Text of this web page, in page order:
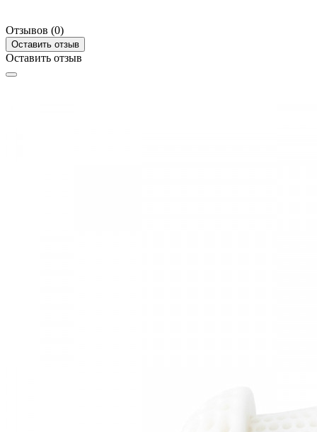
Отзывов (0)
Оставить отзыв
Оставить отзыв